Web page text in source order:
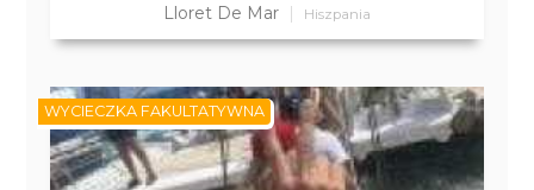
Lloret De Mar Hiszpania
WYCIECZKA FAKULTATYWNA